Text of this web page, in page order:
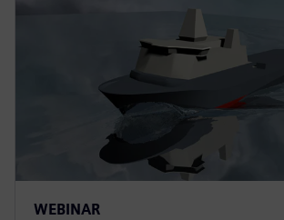
WEBINAR